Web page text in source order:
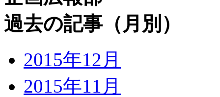
過去の記事（月別）
2015年12月
2015年11月